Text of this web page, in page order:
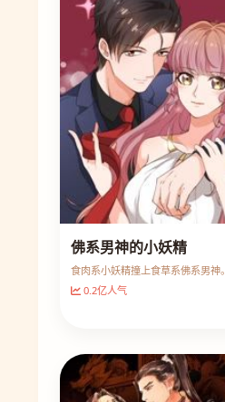
佛系男神的小妖精
食肉系小妖精撞上食草系佛系男神。
0.2亿人气